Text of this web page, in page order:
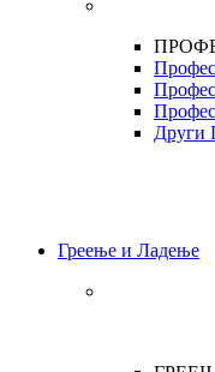
Други
Греење и Ладење